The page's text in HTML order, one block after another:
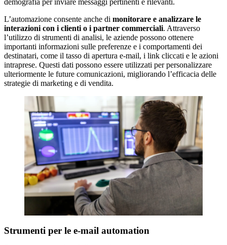
demografia per inviare messaggi pertinenti e rilevanti.
L’automazione consente anche di monitorare e analizzare le
interazioni con i clienti o i partner commerciali. Attraverso
l’utilizzo di strumenti di analisi, le aziende possono ottenere
importanti informazioni sulle preferenze e i comportamenti dei
destinatari, come il tasso di apertura e-mail, i link cliccati e le azioni
intraprese. Questi dati possono essere utilizzati per personalizzare
ulteriormente le future comunicazioni, migliorando l’efficacia delle
strategie di marketing e di vendita.
Strumenti per le e-mail automation